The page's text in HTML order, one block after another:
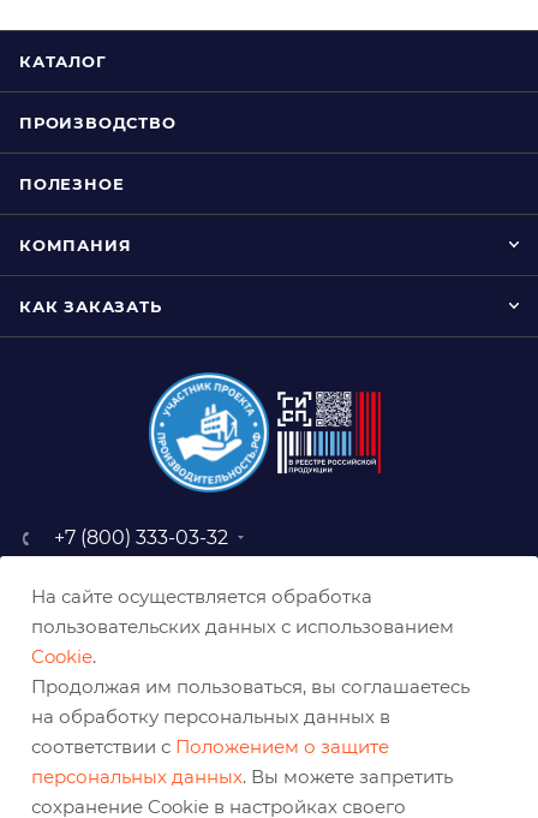
КАТАЛОГ
ПРОИЗВОДСТВО
ПОЛЕЗНОЕ
КОМПАНИЯ
КАК ЗАКАЗАТЬ
+7 (800) 333-03-32
baz@belabraziv.ru
308009, Россия, г. Белгород,
На сайте осуществляется обработка
пользовательских данных с использованием
Cookie.
Продолжая им пользоваться, вы соглашаетесь
на обработку персональных данных в
соответствии с Положением о защите
персональных данных. Вы можете запретить
сохранение Cookie в настройках своего